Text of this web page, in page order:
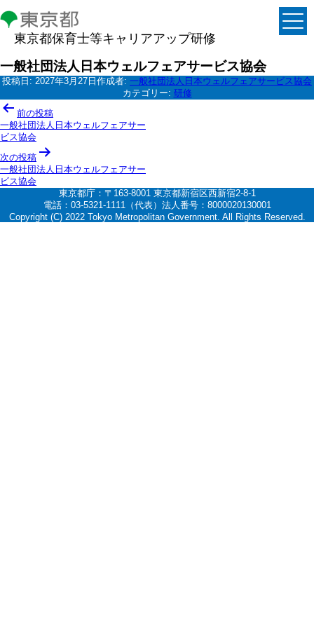
東京都保育士等キャリアアップ研修
一般社団法人日本ウェルフェアサービス協会
投稿日: 2027年3月27日 作成者: 一般社団法人日本ウェルフェアサービス協会
カテゴリー: 研修
投
稿
ナ
ビ
ゲ
シ
前の投稿
一般社団法人日本ウェルフェアサー
ビス協会
次の投稿
一般社団法人日本ウェルフェアサー
ビス協会
東京都庁：〒163-8001 東京都新宿区西新宿2-8-1
電話：03-5321-1111（代表）法人番号：8000020130001
Copyright (C) 2022 Tokyo Metropolitan Government. All Rights Reserved.